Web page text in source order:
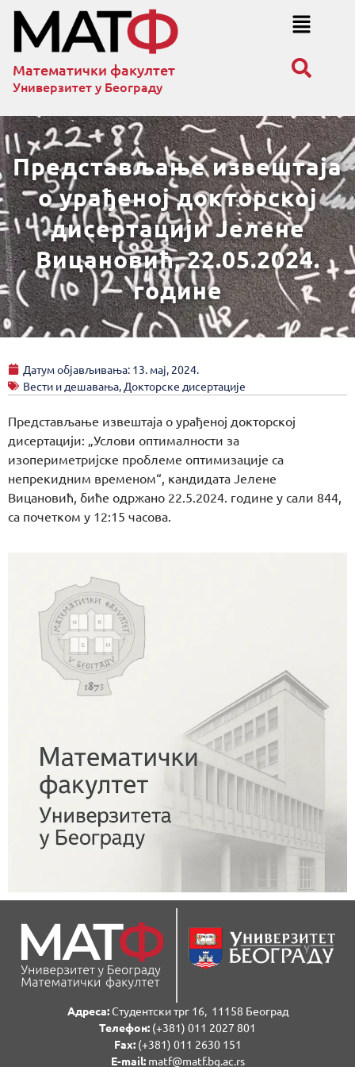
Математички факултет
Универзитет у Београду
Представљање извештаја
о урађеној докторској
дисертацији Јелене
Вицановић, 22.05.2024.
године
Датум објављивања: 13. мај, 2024.
Вести и дешавања, Докторске дисертације
Представљање извештаја о урађеној докторској
дисертацији: „Услови оптималности за
изопериметријске проблеме оптимизације са
непрекидним временом“, кандидата Јелене
Вицановић, биће одржано 22.5.2024. године у сали 844,
са почетком у 12:15 часова.
Адреса:Студентски трг 16, 11158 Београд
Телефон: (+381) 011 2027 801
Fаx:(+381) 011 2630 151
E-mail:matf@matf.bg.ac.rs